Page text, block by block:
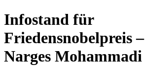
Infostand für
Friedensnobelpreis
Narges Mohammadi